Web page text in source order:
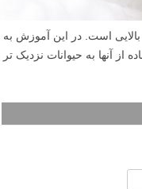
است. در این آموزش به
از آنها به حیوانات نزدیک تر